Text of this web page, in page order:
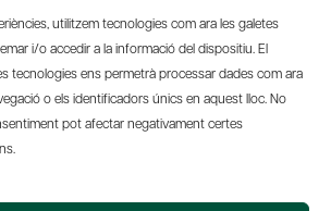
utilitzem tecnologies com ara les galetes
i/o accedir a la informació del dispositiu. El
tecnologies ens permetrà processar dades com ara
o els identificadors únics en aquest lloc. No
pot afectar negativament certes